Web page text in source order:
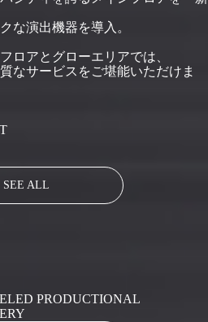
な演出機器を導入。
ロアとグローエリアでは、
なサービスをご堪能いただけま
SEE ALL
PRODUCTIONAL